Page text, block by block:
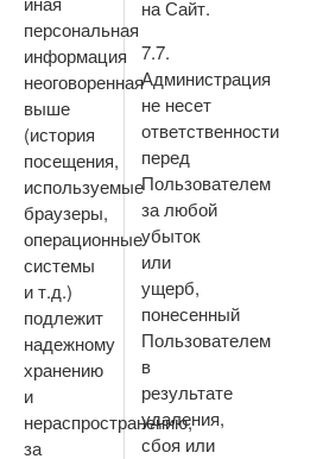
персональная
информация
неоговоренная
выше
(история
посещения,
используемые
браузеры,
операционные
системы
и т.д.)
подлежит
надежному
хранению
и
нераспространению,
за
на Сайт.
7.7.
Администрация
не несет
ответственности
перед
Пользователем
за любой
убыток
или
ущерб,
понесенный
Пользователем
в
результате
удаления,
сбоя или